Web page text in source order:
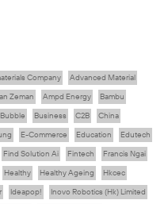
Company
Advanced Material
Zeman Ampd Energy
Bambu
Bubble Business C2B
China
E-Commerce Education
Edutech
Find Solution Ai Fintech
Francis Ngai
Healthy Healthy Ageing
Hkcec
Ideapop!
Inovo Robotics (Hk) Limited